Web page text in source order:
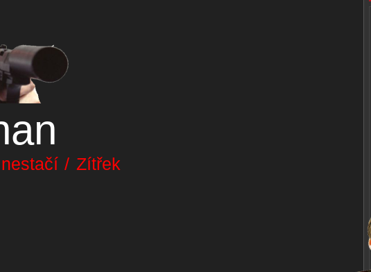
/ Zítřek